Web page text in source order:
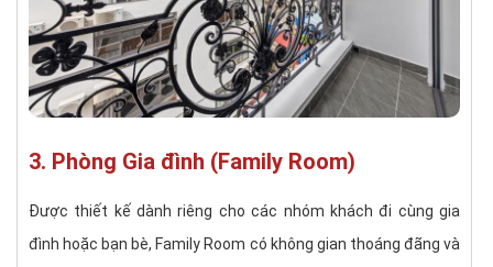
3. Phòng Gia đình (Family Room)
Được thiết kế dành riêng cho các nhóm khách đi cùng gia
đình hoặc bạn bè, Family Room có không gian thoáng đãng và